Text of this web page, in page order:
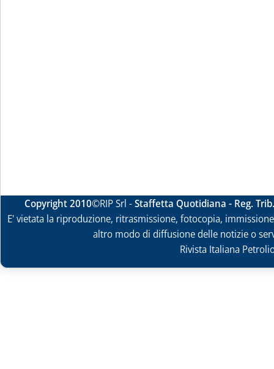
Copyright 2010©RIP Srl -Staffetta Quotidiana - Reg.
E' vietata la riproduzione, ritrasmissione, fotocopia,
altro modo di diffusione delle notizie o
Rivista Italiana